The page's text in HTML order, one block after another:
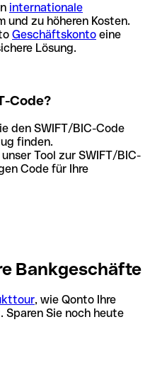
internationale
und zu höheren Kosten.
Geschäftskonto eine
Lösung.
Code?
den SWIFT/BIC-Code
finden.
Tool zur SWIFT/BIC-
Code für Ihre
Bankgeschäfte
, wie Qonto Ihre
Sie noch heute